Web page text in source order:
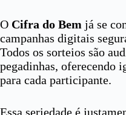
O Cifra do Bem já se
campanhas digitais
Todos os sorteios são
pegadinhas, oferecendo
para cada participante.
Essa seriedade é